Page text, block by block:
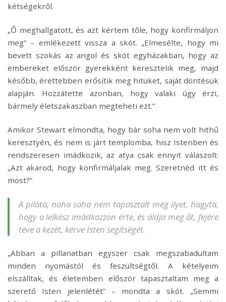
kétségekről.
„Ő meghallgatott, és azt kértem tőle, hogy konfirmáljon
meg” – emlékezett vissza a skót. „Elmesélte, hogy mi
bevett szokás az angol és skót egyházakban, hogy az
embereket először gyerekként keresztelik meg, majd
később, érettebben erősítik meg hitüket, saját döntésük
alapján. Hozzátette azonban, hogy valaki úgy érzi,
bármely életszakaszban megteheti ezt.”
Amikor Stewart elmondta, hogy bár soha nem volt hithű
keresztyén, és nem is járt templomba, hisz Istenben és
rendszeresen imádkozik, az atya csak ennyit válaszolt:
„Azt akarod, hogy konfirmáljalak meg. Szeretnéd itt és
most?”
A pilóta, noha soha nem tapasztalt még ilyet, hagyta,
hogy a lelkész imádkozzon érte, és áldja meg őt, fejére
téve a kezét, kérve Isten segítségét.
„Abban a pillanatban egyszer csak megszabadultam
minden nyomástól és feszültségtől. A kételyeim
elszálltak, és életemben először tapasztaltam meg a
szerető Isten jelenlétét” – mondta a skót. „Semmi